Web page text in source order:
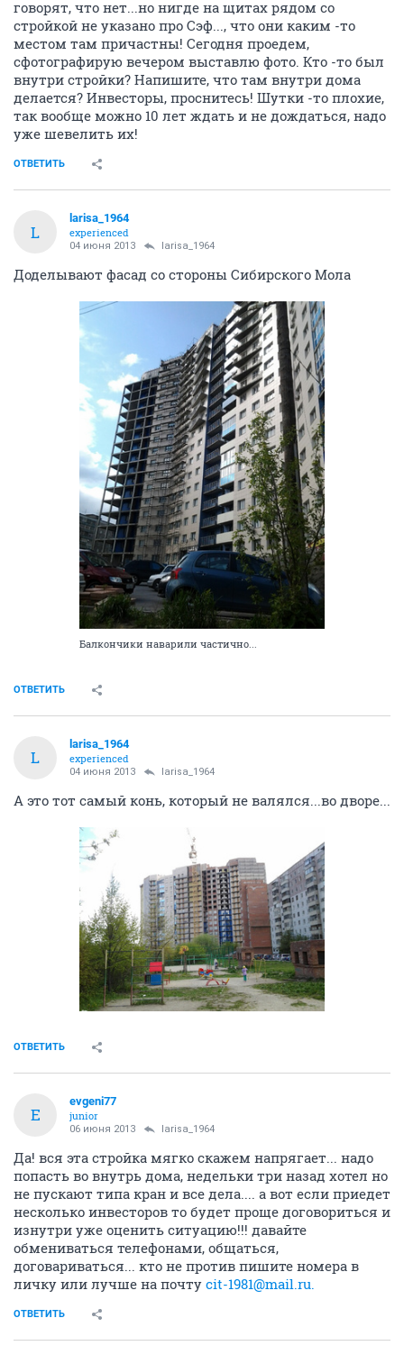
говорят, что нет...но нигде на щитах рядом со
стройкой не указано про Сэф..., что они каким -то
местом там причастны! Сегодня проедем,
сфотографирую вечером выставлю фото. Кто -то был
внутри стройки? Напишите, что там внутри дома
делается? Инвесторы, проснитесь! Шутки -то плохие,
так вообще можно 10 лет ждать и не дождаться, надо
уже шевелить их!
ОТВЕТИТЬ
L
larisa_1964
experienced
04 июня 2013 larisa_1964
Доделывают фасад со стороны Сибирского Мола
Балкончики наварили частично...
ОТВЕТИТЬ
L
larisa_1964
experienced
04 июня 2013 larisa_1964
А это тот самый конь, который не валялся...во дворе...
ОТВЕТИТЬ
E
evgeni77
junior
06 июня 2013 larisa_1964
Да! вся эта стройка мягко скажем напрягает... надо
попасть во внутрь дома, недельки три назад хотел но
не пускают типа кран и все дела.... а вот если приедет
несколько инвесторов то будет проще договориться и
изнутри уже оценить ситуацию!!! давайте
обмениваться телефонами, общаться,
договариваться... кто не против пишите номера в
личку или лучше на почту cit-1981@mail.ru.
ОТВЕТИТЬ